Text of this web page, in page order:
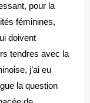
pour la
féminines,
doivent
tendres avec la
j’ai eu
la question